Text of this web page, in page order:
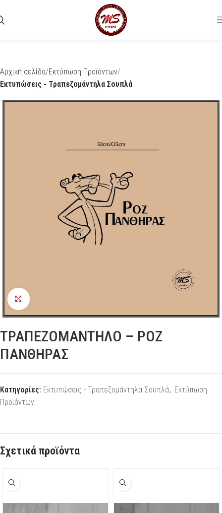
Αρχική σελίδα Εκτύπωση Προϊόντων
Εκτυπώσεις - Τραπεζομάντηλα Σουπλά
Προβολή
ΤΡΑΠΕΖΟΜΑΝΤΗΛΟ – ΡΟΖ
ΠΑΝΘΗΡΑΣ
Κατηγορίες: Εκτυπώσεις - Τραπεζομάντηλα Σουπλά, Εκτύπωση
Προϊόντων
Σχετικά προϊόντα